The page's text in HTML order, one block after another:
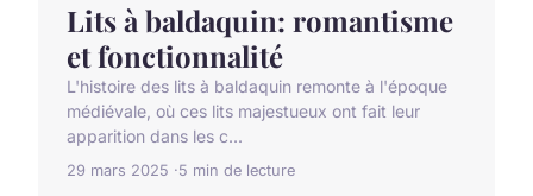
Lits à baldaquin: romantisme
et fonctionnalité
L'histoire des lits à baldaquin remonte à l'époque
médiévale, où ces lits majestueux ont fait leur
apparition dans les c...
29 mars 2025 5 min de lecture